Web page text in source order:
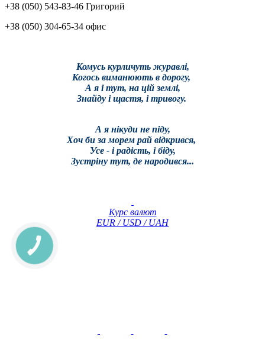
+38 (050) 543-83-46 Григорий
+38 (050) 304-65-34 офис
Комусь курличуть журавлі,
Когось виманюють в дорогу,
А я і тут, на цій землі,
Знайду і щастя, і тривогу.
А я нікуди не піду,
Хоч би за морем рай відкрився,
Усе - і радість, і біду,
Зустріну тут, де народився...
Курс валют
EUR / USD / UAH
КНОПКА
ЗВ'ЯЗКУ